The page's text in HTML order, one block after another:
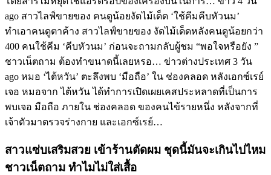
ago สาวไลฟ์ขายของ คนดูน้อยงัดไม้เด็ด ‘ใช้คีมคีบหัวนม’
ทำเอาคนดูตาค้าง สาวไลฟ์ขายของ งัดไม้เด็ดหลังคนดูน้อยกว่า
400 คนใช้คีม ‘คีบหัวนม’ ก่อนจะถามกลับผู้ชม “พอใจหรือยัง ”
ชาวเน็ตถาม ต้องทำขนาดนี้เลยหรอ… ข่าวต่างประเทศ 3 วัน
ago หมอ ‘ไต้หวัน’ ตะลึงพบ ‘มือถือ’ ใน ช่องคลอด หลังเอกซ์เรย์
เจอ หมอจาก ไต้หวัน ได้ทำการเปิดเผยเคสประหลาดที่เป็นการ
พบเจอ มือถือ ภายใน ช่องคลอด ของคนไข้รายหนึ่ง หลังจากที่
เจ้าตัวมาตรวจร่างกาย และเอกซ์เรย์…
สาวแซ่บเสริมสวย เข้าร้านตัดผม ชุดนี้มันจะเกินไปไหม
ชาวเน็ตถาม ทำไมไม่ใส่เสื้อ